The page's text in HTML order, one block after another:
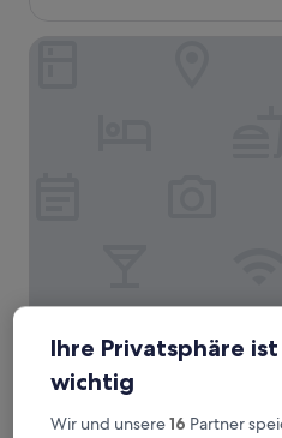
K+K Hotel Central
Sterne-
Unterkunft
Prager Stadtzentrum
9.2
9,2/10 Wunderbar (1.222
Ihre Privatsphäre ist
wichtig
Wir und unsere16 Partner